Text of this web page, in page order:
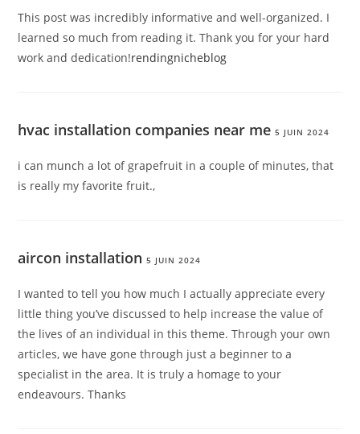
This post was incredibly informative and well-organized. I
learned so much from reading it. Thank you for your hard
work and dedication!rendingnicheblog
hvac installation companies near me 5 JUIN 2024
i can munch a lot of grapefruit in a couple of minutes, that
is really my favorite fruit.,
aircon installation 5 JUIN 2024
I wanted to tell you how much I actually appreciate every
little thing you’ve discussed to help increase the value of
the lives of an individual in this theme. Through your own
articles, we have gone through just a beginner to a
specialist in the area. It is truly a homage to your
endeavours. Thanks